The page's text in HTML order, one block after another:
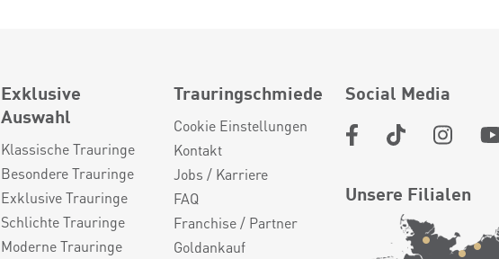
Exklusive
Auswahl
Klassische Trauringe
Besondere Trauringe
Exklusive Trauringe
Schlichte Trauringe
Moderne Trauringe
Trauringschmiede
Cookie Einstellungen
Kontakt
Jobs / Karriere
FAQ
Franchise / Partner
Goldankauf
Social Media
Unsere Filialen